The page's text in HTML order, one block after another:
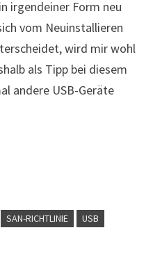
irgendeiner Form neu
vom Neuinstallieren
wird mir wohl
als Tipp bei diesem
andere USB-Geräte
SAN-RICHTLINIE
USB